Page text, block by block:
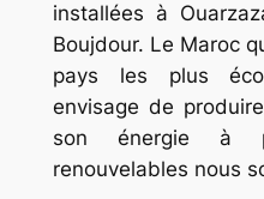
installées à
Boujdour. Le Maroc
pays les plus
envisage de
son énergie à
renouvelables nous